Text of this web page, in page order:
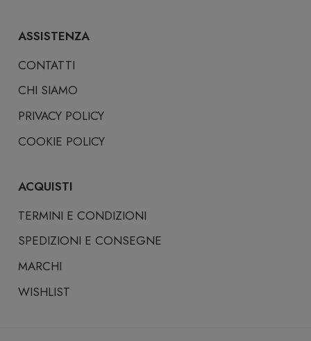
ASSISTENZA
CONTATTI
CHI SIAMO
PRIVACY POLICY
COOKIE POLICY
ACQUISTI
TERMINI E CONDIZIONI
SPEDIZIONI E CONSEGNE
MARCHI
WISHLIST